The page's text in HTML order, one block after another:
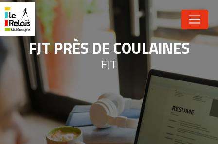
FJT PRÈS DE COULAINES
FJT
Panneau de gestion des cookies